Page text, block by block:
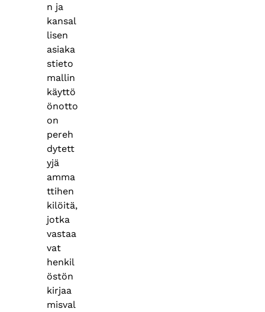
n ja
kansal
lisen
asiaka
stieto
mallin
käyttö
önotto
on
pereh
dytett
yjä
amma
ttihen
kilöitä,
jotka
vastaa
vat
henkil
östön
kirjaa
misval